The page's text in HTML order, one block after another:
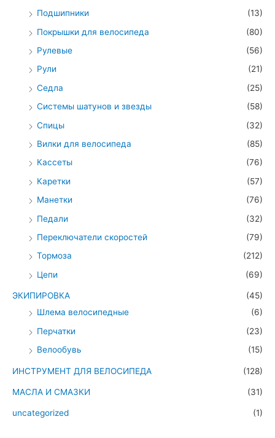
Подшипники
(13)
Покрышки для велосипеда
(80)
Рулевые
(56)
Рули
(21)
Седла
(25)
Системы шатунов и звезды
(58)
Спицы
(32)
Вилки для велосипеда
(85)
Кассеты
(76)
Каретки
(57)
Манетки
(76)
Педали
(32)
Переключатели скоростей
(79)
Тормоза
(212)
Цепи
(69)
ЭКИПИРОВКА
(45)
Шлема велосипедные
(6)
Перчатки
(23)
Велообувь
(15)
ИНСТРУМЕНТ ДЛЯ ВЕЛОСИПЕДА (128)
МАСЛА И СМАЗКИ (31)
uncategorized (1)